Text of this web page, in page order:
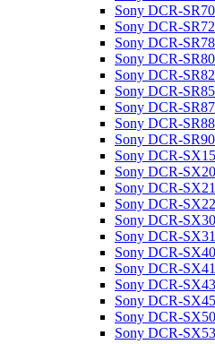
Sony DCR-SR70
Sony DCR-SR72
Sony DCR-SR78
Sony DCR-SR80
Sony DCR-SR82
Sony DCR-SR85
Sony DCR-SR87
Sony DCR-SR88
Sony DCR-SR90
Sony DCR-SX15
Sony DCR-SX20
Sony DCR-SX21
Sony DCR-SX22
Sony DCR-SX30
Sony DCR-SX31
Sony DCR-SX40
Sony DCR-SX41
Sony DCR-SX43
Sony DCR-SX45
Sony DCR-SX50
Sony DCR-SX53